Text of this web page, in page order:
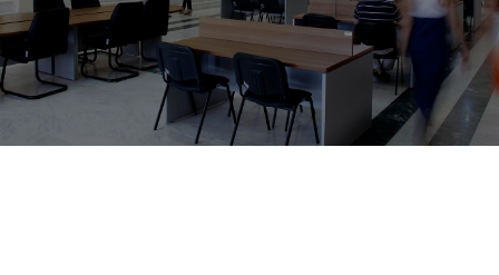
Πανεπιστημιακές Μονάδες